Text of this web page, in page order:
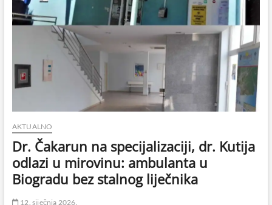
AKTUALNO
Dr. Čakarun na specijalizaciji, dr. Kutija
odlazi u mirovinu: ambulanta u
Biogradu bez stalnog liječnika
12. siječnja 2026.